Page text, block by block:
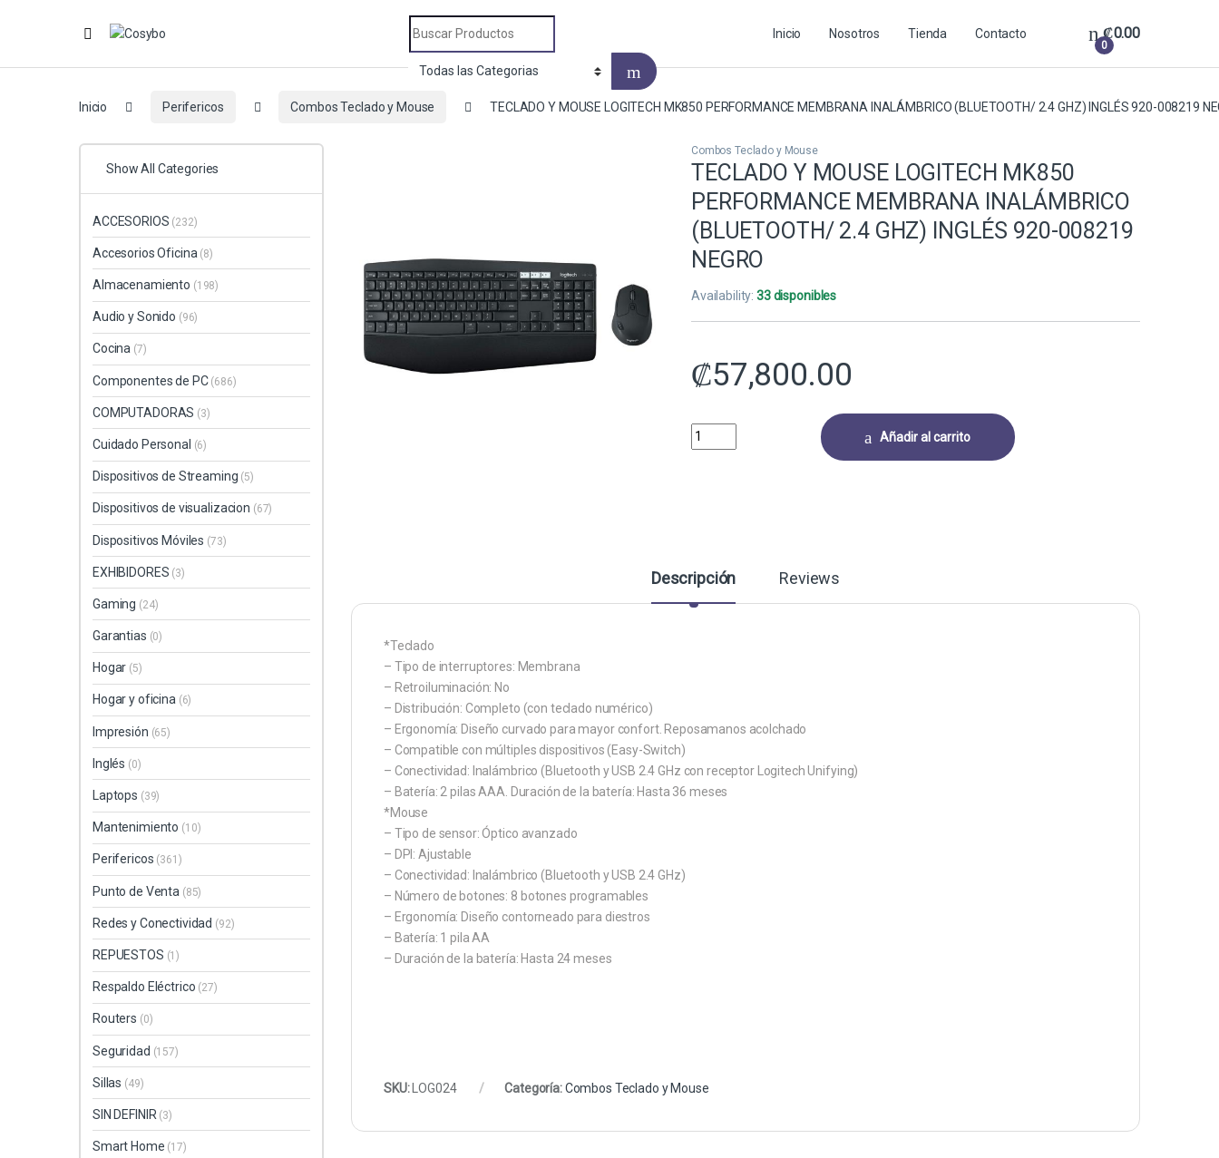
Search for:
Inicio Nosotros Tienda Contacto
0
₡0.00
Inicio Perifericos Combos Teclado y Mouse TECLADO Y MOUSE LOGITECH MK850 PERFORMANCE MEMBRANA INALÁMBRICO (BLUETOOTH/ 2.4 GHZ) INGLÉS 920-008219
Combos Teclado y Mouse
TECLADO Y MOUSE LOGITECH MK850
PERFORMANCE MEMBRANA INALÁMBRICO
(BLUETOOTH/ 2.4 GHZ) INGLÉS 920-008219
NEGRO
Availability:33 disponibles
₡57,800.00
TECLADO Y MOUSE LOGITECH MK850 PERFORMANCE MEMBRANA INALÁMBRICO
Añadir al carrito
Descripción Reviews
*Teclado
– Tipo de interruptores: Membrana
– Retroiluminación: No
– Distribución: Completo (con teclado numérico)
– Ergonomía: Diseño curvado para mayor confort. Reposamanos acolchado
– Compatible con múltiples dispositivos (Easy-Switch)
– Conectividad: Inalámbrico (Bluetooth y USB 2.4 GHz con receptor Logitech Unifying)
– Batería: 2 pilas AAA. Duración de la batería: Hasta 36 meses
*Mouse
– Tipo de sensor: Óptico avanzado
– DPI: Ajustable
– Conectividad: Inalámbrico (Bluetooth y USB 2.4 GHz)
– Número de botones: 8 botones programables
– Ergonomía: Diseño contorneado para diestros
– Batería: 1 pila AA
– Duración de la batería: Hasta 24 meses
SKU: LOG024 Categoría:Combos Teclado y Mouse
Show All Categories
ACCESORIOS (232)
Accesorios Oficina (8)
Almacenamiento (198)
Audio y Sonido (96)
Cocina (7)
Componentes de PC (686)
COMPUTADORAS (3)
Cuidado Personal (6)
Dispositivos de Streaming (5)
Dispositivos de visualizacion (67)
Dispositivos Móviles (73)
EXHIBIDORES (3)
Gaming (24)
Garantias (0)
Hogar (5)
Hogar y oficina (6)
Impresión (65)
Inglés (0)
Laptops (39)
Mantenimiento (10)
Perifericos (361)
Punto de Venta (85)
Redes y Conectividad (92)
REPUESTOS (1)
Respaldo Eléctrico (27)
Routers (0)
Seguridad (157)
Sillas (49)
SIN DEFINIR (3)
Smart Home (17)